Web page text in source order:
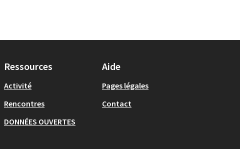
Ressources
Activité
Rencontres
DONNÉES OUVERTES
Aide
Pages légales
Contact